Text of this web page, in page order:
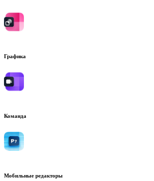
Графика
Команда
Мобильные редакторы